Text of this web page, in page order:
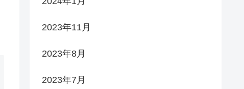
2023年11月
2023年8月
2023年7月